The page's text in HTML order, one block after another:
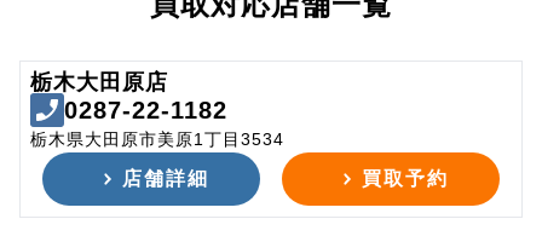
栃木大田原店
0287-22-1182
栃木県大田原市美原1丁目3534
店舗詳細 買取予約